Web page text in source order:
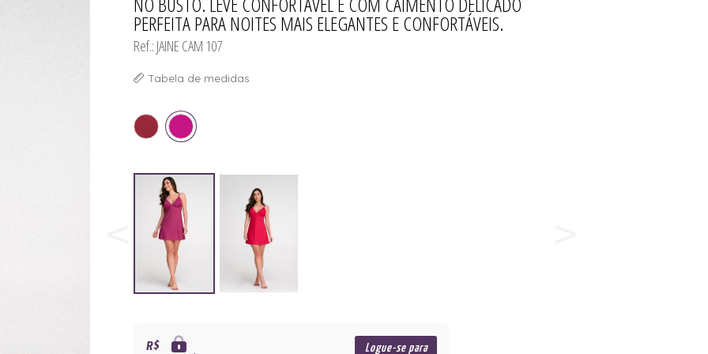
PERFEITA PARA NOITES MAIS ELEGANTES E CONFORTÁVEIS.
Ref.: JAINE CAM 107
Tabela de medidas
R$
Logue-se para